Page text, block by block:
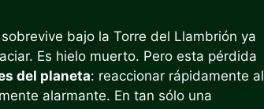
bajo la Torre del Llambrión ya
Es hielo muerto. Pero esta pérdida
del planeta: reaccionar rápidamente al
alarmante. En tan sólo una